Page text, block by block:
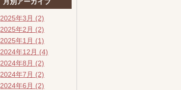
2025年3月 (2)
2025年2月 (2)
2025年1月 (1)
2024年12月 (4)
2024年8月 (2)
2024年7月 (2)
2024年6月 (2)